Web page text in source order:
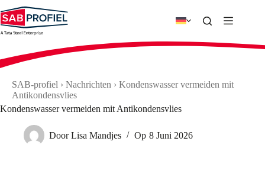
Inhalt
springen
SAB-profiel › Nachrichten › Kondenswasser vermeiden mit
Antikondensvlies
Kondenswasser vermeiden mit Antikondensvlies
Door Lisa Mandjes Op 8 Juni 2026